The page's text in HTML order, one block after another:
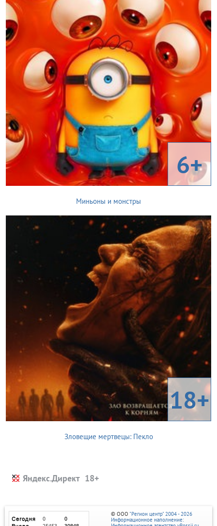
6+
Миньоны и монстры
18+
Зловещие мертвецы: Пекло
Яндекс.Директ
© ООО "Регион центр" 2004 - 2026
Информационное наполнение: